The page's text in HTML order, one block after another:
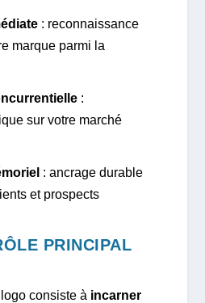
: reconnaissance
marque parmi la
:
sur votre marché
: ancrage durable
et prospects
PRINCIPAL
consiste à incarner